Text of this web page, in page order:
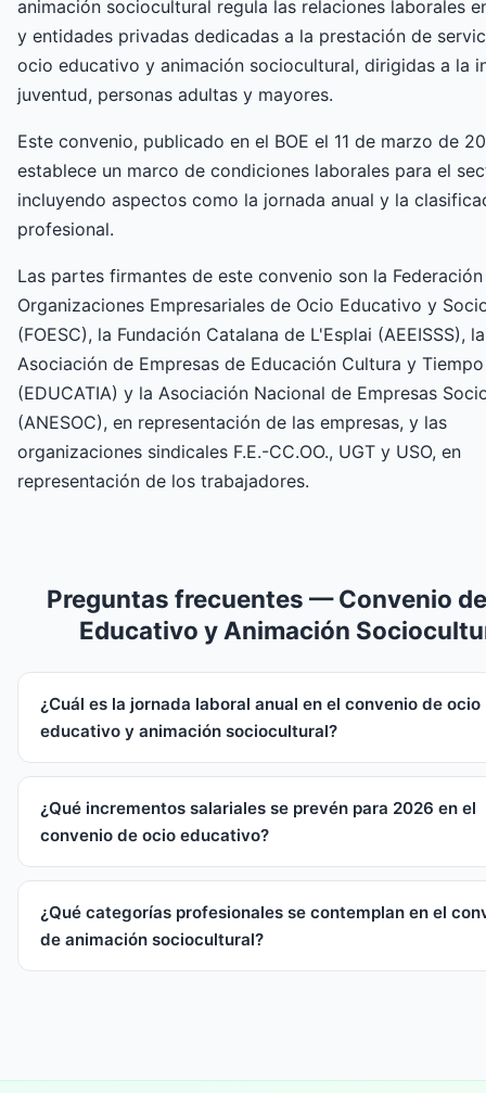
animación sociocultural regula las relaciones laborales
y entidades privadas dedicadas a la prestación de
ocio educativo y animación sociocultural, dirigidas a la
juventud, personas adultas y mayores.
Este convenio, publicado en el BOE el 11 de marzo de
establece un marco de condiciones laborales para el
incluyendo aspectos como la jornada anual y la
profesional.
Las partes firmantes de este convenio son la
Organizaciones Empresariales de Ocio Educativo y
(FOESC), la Fundación Catalana de L'Esplai (AEEISSS), la
Asociación de Empresas de Educación Cultura y
(EDUCATIA) y la Asociación Nacional de Empresas
(ANESOC), en representación de las empresas, y las
organizaciones sindicales F.E.-CC.OO., UGT y USO, en
representación de los trabajadores.
Preguntas frecuentes — Convenio
Educativo y Animación
¿Cuál es la jornada laboral anual en el convenio de ocio
educativo y animación sociocultural?
¿Qué incrementos salariales se prevén para 2026 en el
convenio de ocio educativo?
¿Qué categorías profesionales se contemplan en el
de animación sociocultural?